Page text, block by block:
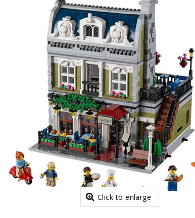
Click to enlarge